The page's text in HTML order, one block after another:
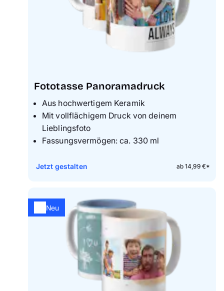
Fototasse Panoramadruck
Aus hochwertigem Keramik
Mit vollflächigem Druck von deinem
Lieblingsfoto
Fassungsvermögen: ca. 330 ml
ab 14,99 €*
Jetzt gestalten
Neu